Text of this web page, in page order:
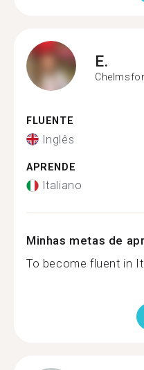
E.
FLUENTE
Inglês
APRENDE
Italiano
Minhas metas de
To become fluent in